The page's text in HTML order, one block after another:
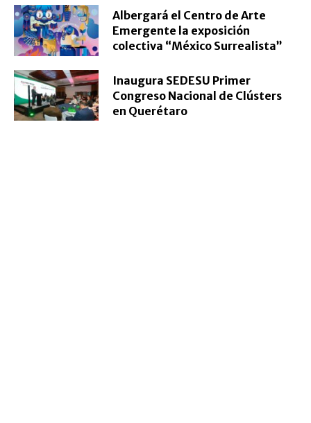
Albergará el Centro de Arte
Emergente la exposición
colectiva “México Surrealista”
Inaugura SEDESU Primer
Congreso Nacional de Clústers
en Querétaro